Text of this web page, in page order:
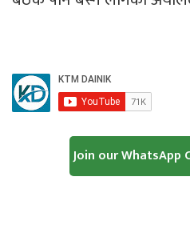
Join our WhatsApp